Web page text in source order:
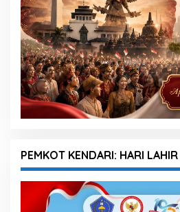
PEMKOT KENDARI: HARI